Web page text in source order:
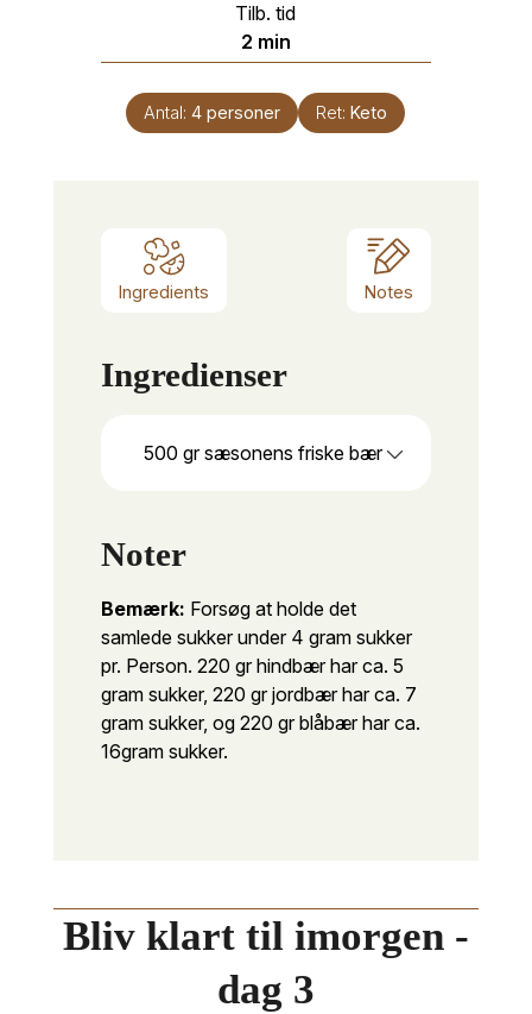
Tilb. tid
2minutter
min
Antal:4 personer Ret:Keto
Ingredients Notes
Ingredienser
500 gr sæsonens friske bær
Noter
Bemærk: Forsøg at holde det
samlede sukker under 4 gram sukker
pr. Person. 220 gr hindbær har ca. 5
gram sukker, 220 gr jordbær har ca. 7
gram sukker, og 220 gr blåbær har ca.
16gram sukker.
Bliv klart til imorgen -
dag 3